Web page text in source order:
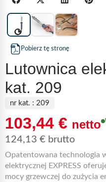
Pobierz tę stronę
Lutownica
kat. 209
nr kat. : 209
103,44 € netto
124,13 € brutto
Opatentowana technologia
elektrycznej EXPRESS
mocy grzewczej do zużycia